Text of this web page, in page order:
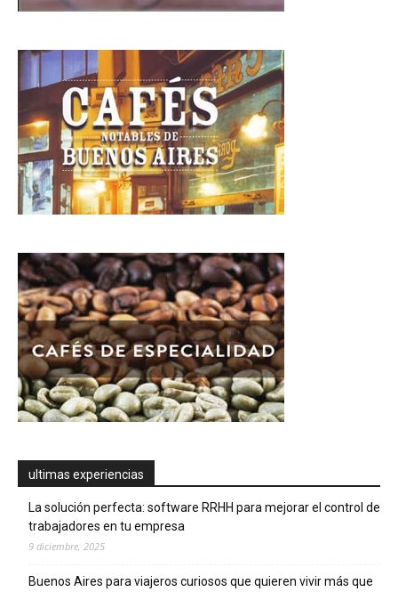
ultimas experiencias
La solución perfecta: software RRHH para mejorar el control de
trabajadores en tu empresa
9 diciembre, 2025
Buenos Aires para viajeros curiosos que quieren vivir más que